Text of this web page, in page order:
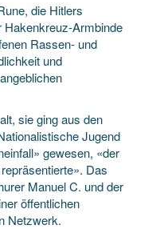
die Hitlers
Hakenkreuz-Armbinde
Rassen- und
und
sie ging aus den
Jugend
gewesen, «der
Das
Manuel C. und der
öffentlichen
Netzwerk.